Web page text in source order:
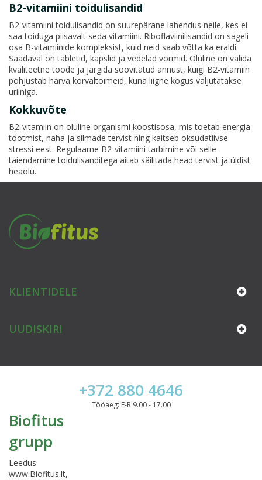
B2-vitamiini toidulisandid
B2-vitamiini toidulisandid on suurepärane lahendus neile, kes ei
saa toiduga piisavalt seda vitamiini. Riboflaviinilisandid on sageli
osa B-vitamiinide kompleksist, kuid neid saab võtta ka eraldi.
Saadaval on tabletid, kapslid ja vedelad vormid. Oluline on valida
kvaliteetne toode ja järgida soovitatud annust, kuigi B2-vitamiin
põhjustab harva kõrvaltoimeid, kuna liigne kogus väljutatakse
uriiniga.
Kokkuvõte
B2-vitamiin on oluline organismi koostisosa, mis toetab energia
tootmist, naha ja silmade tervist ning kaitseb oksüdatiivse
stressi eest. Regulaarne B2-vitamiini tarbimine või selle
täiendamine toidulisanditega aitab säilitada head tervist ja üldist
heaolu.
KLIENTIDELE
UUDISKIRI
+372 880 4646
Tööaeg: E-R 9.00 - 17.00
Biofitus
grupp
Leedus
www.Biofitus.lt,